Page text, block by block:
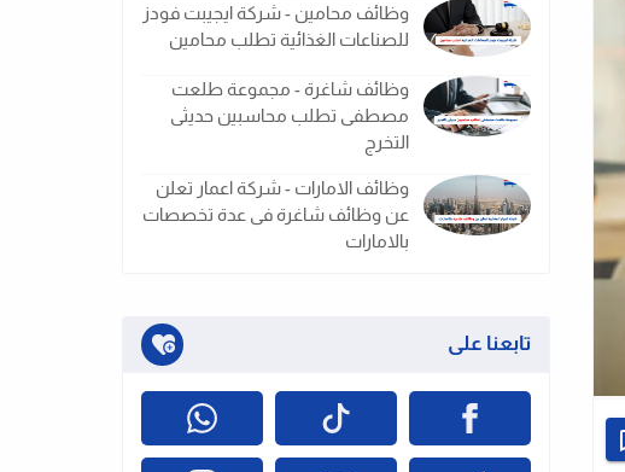
وظائف محامين - شركة ايجيبت فودز
للصناعات الغذائية تطلب محامين
وظائف شاغرة - مجموعة طلعت
مصطفى تطلب محاسبين حديثى
التخرج
وظائف الامارات - شركة اعمار تعلن
عن وظائف شاغرة فى عدة تخصصات
بالامارات
تابعنا على